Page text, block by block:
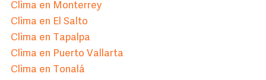
Clima en Monterrey
Clima en El Salto
Clima en Tapalpa
Clima en Puerto Vallarta
Clima en Tonalá